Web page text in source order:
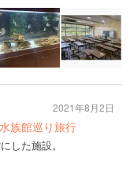
族館巡り旅行
した施設。
2021年8月2日